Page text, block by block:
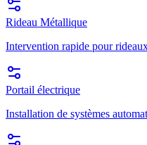
Rideau Métallique
Intervention rapide pour
Portail électrique
Installation de systèmes